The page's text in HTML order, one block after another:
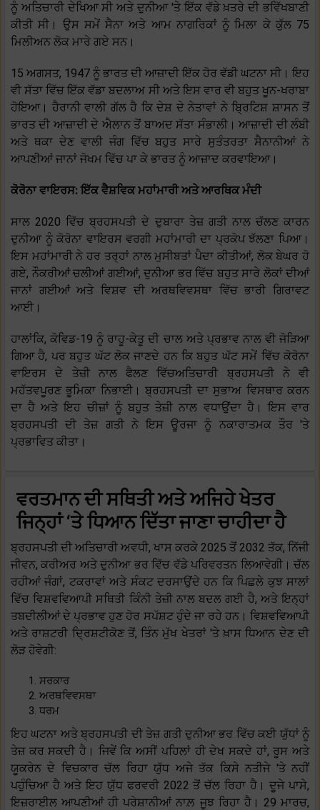
ਨੂੰ ਅਤਿਚਾਰੀ ਦੇਖਿਆ ਸੀ ਅਤੇ ਦੁਨੀਆ 'ਤੇ ਇੱਕ ਵੱਡੇ ਖ਼ਤਰੇ ਦੀ ਭਵਿੱਖਬਾਣੀ
ਕੀਤੀ ਸੀ। ਉਸ ਸਮੇਂ ਸੈਨਾ ਅਤੇ ਆਮ ਨਾਗਰਿਕਾਂ ਨੂੰ ਮਿਲਾ ਕੇ ਕੁੱਲ 75
ਮਿਲੀਅਨ ਲੋਕ ਮਾਰੇ ਗਏ ਸਨ।
15 ਅਗਸਤ, 1947 ਨੂੰ ਭਾਰਤ ਦੀ ਆਜ਼ਾਦੀ ਇੱਕ ਹੋਰ ਵੱਡੀ ਘਟਨਾ ਸੀ। ਇਹ
ਵੀ ਸੱਤਾ ਵਿੱਚ ਇੱਕ ਵੱਡਾ ਬਦਲਾਅ ਸੀ ਅਤੇ ਇਸ ਵਾਰ ਵੀ ਬਹੁਤ ਖੂਨ-ਖਰਾਬਾ
ਹੋਇਆ। ਹੈਰਾਨੀ ਵਾਲੀ ਗੱਲ ਹੈ ਕਿ ਦੇਸ਼ ਦੇ ਨੇਤਾਵਾਂ ਨੇ ਬ੍ਰਿਟਿਸ਼ ਸ਼ਾਸਨ ਤੋਂ
ਭਾਰਤ ਦੀ ਆਜ਼ਾਦੀ ਦੇ ਐਲਾਨ ਤੋਂ ਬਾਅਦ ਸੱਤਾ ਸੰਭਾਲੀ। ਆਜ਼ਾਦੀ ਦੀ ਲੰਬੀ
ਅਤੇ ਥਕਾ ਦੇਣ ਵਾਲੀ ਜੰਗ ਵਿੱਚ ਬਹੁਤ ਸਾਰੇ ਸੁਤੰਤਰਤਾ ਸੈਨਾਨੀਆਂ ਨੇ
ਆਪਣੀਆਂ ਜਾਨਾਂ ਜੋਖਮ ਵਿੱਚ ਪਾ ਕੇ ਭਾਰਤ ਨੂੰ ਆਜ਼ਾਦ ਕਰਵਾਇਆ।
ਕੋਰੋਨਾ ਵਾਇਰਸ: ਇੱਕ ਵੈਸ਼ਵਿਕ ਮਹਾਂਮਾਰੀ ਅਤੇ ਆਰਥਿਕ ਮੰਦੀ
ਸਾਲ 2020 ਵਿੱਚ ਬ੍ਰਹਸਪਤੀ ਦੇ ਦੁਬਾਰਾ ਤੇਜ਼ ਗਤੀ ਨਾਲ ਚੱਲਣ ਕਾਰਨ
ਦੁਨੀਆ ਨੂੰ ਕੋਰੋਨਾ ਵਾਇਰਸ ਵਰਗੀ ਮਹਾਂਮਾਰੀ ਦਾ ਪ੍ਰਕੋਪ ਝੱਲਣਾ ਪਿਆ।
ਇਸ ਮਹਾਂਮਾਰੀ ਨੇ ਹਰ ਤਰ੍ਹਾਂ ਨਾਲ ਮੁਸੀਬਤਾਂ ਪੈਦਾ ਕੀਤੀਆਂ, ਲੋਕ ਬੇਘਰ ਹੋ
ਗਏ, ਨੌਕਰੀਆਂ ਚਲੀਆਂ ਗਈਆਂ, ਦੁਨੀਆ ਭਰ ਵਿੱਚ ਬਹੁਤ ਸਾਰੇ ਲੋਕਾਂ ਦੀਆਂ
ਜਾਨਾਂ ਗਈਆਂ ਅਤੇ ਵਿਸ਼ਵ ਦੀ ਅਰਥਵਿਵਸਥਾ ਵਿੱਚ ਭਾਰੀ ਗਿਰਾਵਟ
ਆਈ।
ਹਾਲਾਂਕਿ, ਕੋਵਿਡ-19 ਨੂੰ ਰਾਹੂ-ਕੇਤੂ ਦੀ ਚਾਲ ਅਤੇ ਪ੍ਰਭਾਵ ਨਾਲ ਵੀ ਜੋੜਿਆ
ਗਿਆ ਹੈ, ਪਰ ਬਹੁਤ ਘੱਟ ਲੋਕ ਜਾਣਦੇ ਹਨ ਕਿ ਬਹੁਤ ਘੱਟ ਸਮੇਂ ਵਿੱਚ ਕੋਰੋਨਾ
ਵਾਇਰਸ ਦੇ ਤੇਜ਼ੀ ਨਾਲ ਫੈਲਣ ਵਿੱਚਅਤਿਚਾਰੀ ਬ੍ਰਹਸਪਤੀ ਨੇ ਵੀ
ਮਹੱਤਵਪੂਰਣ ਭੂਮਿਕਾ ਨਿਭਾਈ। ਬ੍ਰਹਸਪਤੀ ਦਾ ਸੁਭਾਅ ਵਿਸਥਾਰ ਕਰਨ
ਦਾ ਹੈ ਅਤੇ ਇਹ ਚੀਜ਼ਾਂ ਨੂੰ ਬਹੁਤ ਤੇਜ਼ੀ ਨਾਲ ਵਧਾਉਂਦਾ ਹੈ। ਇਸ ਵਾਰ
ਬ੍ਰਹਸਪਤੀ ਦੀ ਤੇਜ਼ ਗਤੀ ਨੇ ਇਸ ਊਰਜਾ ਨੂੰ ਨਕਾਰਾਤਮਕ ਤੌਰ 'ਤੇ
ਪ੍ਰਭਾਵਿਤ ਕੀਤਾ।
ਵਰਤਮਾਨ ਦੀ ਸਥਿਤੀ ਅਤੇ ਅਜਿਹੇ ਖੇਤਰ
ਜਿਨ੍ਹਾਂ ‘ਤੇ ਧਿਆਨ ਦਿੱਤਾ ਜਾਣਾ ਚਾਹੀਦਾ ਹੈ
ਬ੍ਰਹਸਪਤੀ ਦੀ ਅਤਿਚਾਰੀ ਅਵਧੀ, ਖਾਸ ਕਰਕੇ 2025 ਤੋਂ 2032 ਤੱਕ, ਨਿੱਜੀ
ਜੀਵਨ, ਕਰੀਅਰ ਅਤੇ ਦੁਨੀਆ ਭਰ ਵਿੱਚ ਵੱਡੇ ਪਰਿਵਰਤਨ ਲਿਆਵੇਗੀ। ਚੱਲ
ਰਹੀਆਂ ਜੰਗਾਂ, ਟਕਰਾਵਾਂ ਅਤੇ ਸੰਕਟ ਦਰਸਾਉਂਦੇ ਹਨ ਕਿ ਪਿਛਲੇ ਕੁਝ ਸਾਲਾਂ
ਵਿੱਚ ਵਿਸ਼ਵਵਿਆਪੀ ਸਥਿਤੀ ਕਿੰਨੀ ਤੇਜ਼ੀ ਨਾਲ ਬਦਲ ਗਈ ਹੈ, ਅਤੇ ਇਨ੍ਹਾਂ
ਤਬਦੀਲੀਆਂ ਦੇ ਪ੍ਰਭਾਵ ਹੁਣ ਹੋਰ ਸਪੱਸ਼ਟ ਹੁੰਦੇ ਜਾ ਰਹੇ ਹਨ। ਵਿਸ਼ਵਵਿਆਪੀ
ਅਤੇ ਰਾਸ਼ਟਰੀ ਦ੍ਰਿਸ਼ਟੀਕੋਣ ਤੋਂ, ਤਿੰਨ ਮੁੱਖ ਖੇਤਰਾਂ 'ਤੇ ਖ਼ਾਸ ਧਿਆਨ ਦੇਣ ਦੀ
ਲੋੜ ਹੋਵੇਗੀ:
ਸਰਕਾਰ
ਅਰਥਵਿਵਸਥਾ
ਧਰਮ
ਇਹ ਘਟਨਾ ਅਤੇ ਬ੍ਰਹਸਪਤੀ ਦੀ ਤੇਜ਼ ਗਤੀ ਦੁਨੀਆ ਭਰ ਵਿੱਚ ਕਈ ਯੁੱਧਾਂ ਨੂੰ
ਤੇਜ਼ ਕਰ ਸਕਦੀ ਹੈ। ਜਿਵੇਂ ਕਿ ਅਸੀਂ ਪਹਿਲਾਂ ਹੀ ਦੇਖ ਸਕਦੇ ਹਾਂ, ਰੂਸ ਅਤੇ
ਯੂਕਰੇਨ ਦੇ ਵਿਚਕਾਰ ਚੱਲ ਰਿਹਾ ਯੁੱਧ ਅਜੇ ਤੱਕ ਕਿਸੇ ਨਤੀਜੇ 'ਤੇ ਨਹੀਂ
ਪਹੁੰਚਿਆ ਹੈ ਅਤੇ ਇਹ ਯੁੱਧ ਫਰਵਰੀ 2022 ਤੋਂ ਚੱਲ ਰਿਹਾ ਹੈ। ਦੂਜੇ ਪਾਸੇ,
ਇਜ਼ਰਾਈਲ ਆਪਣੀਆਂ ਹੀ ਪਰੇਸ਼ਾਨੀਆਂ ਨਾਲ਼ ਜੂਝ ਰਿਹਾ ਹੈ। 29 ਮਾਰਚ,